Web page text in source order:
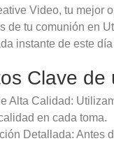
Video, tu mejor
de tu comunión en
instante de este
Clave
Alta Calidad:
en cada toma.
Detallada: Antes